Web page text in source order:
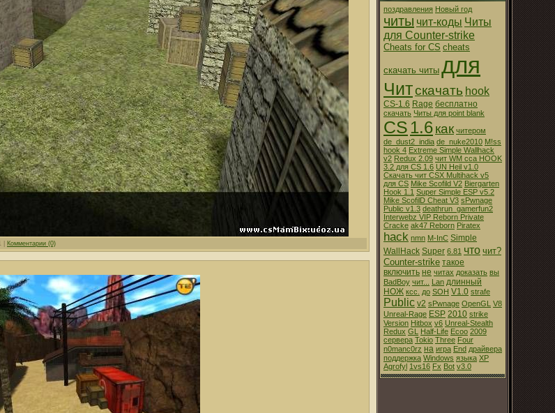
Комментарии (0)
поздравления Новый год
читы чит-коды Читы
для Counter-strike
Cheats for CS cheats
скачать читы для
Читскачать hook
CS-1.6 Rage бесплатно
cкачать Читы для point blank
CS 1.6как читером
de_dust2_india de_nuke2010 M!ss
hook 4 Extreme Simple Wallhack
v2 Redux 2.09 чит WM cca HOOK
3.2 для CS 1.6 UN Heil v1.0
Скачать чит CSX Multihack v5
для CS Mike Scofild V2 Biergarten
Hook 1.1 Super Simple ESP v5.2
Mike ScofilD Cheat V3 sPwnage
Public v1.3 deathrun_gamerfun2
Interwebz VIP Reborn Private
Cracke ak47 Reborn Piratex
hack nmn M-InC Simple
WallHack Super 6.81 что чит?
Counter-strike такое
включить не читах доказать вы
BadBoy чит... Lan длинный
НОЖ ксс. до SOH V1.0 strafe
Public v2 sPwnage OpenGL V8
Unreal-Rage ESP 2010 strike
Version Hitbox v6 Unreal-Stealth
Redux GL Half-Life Ecoo 2009
сервера Tokio Three Four
n0manc0rz на игра End драйвера
поддержка Windows языка XP
Agrofyl 1vs16 Fx Bot v3.0